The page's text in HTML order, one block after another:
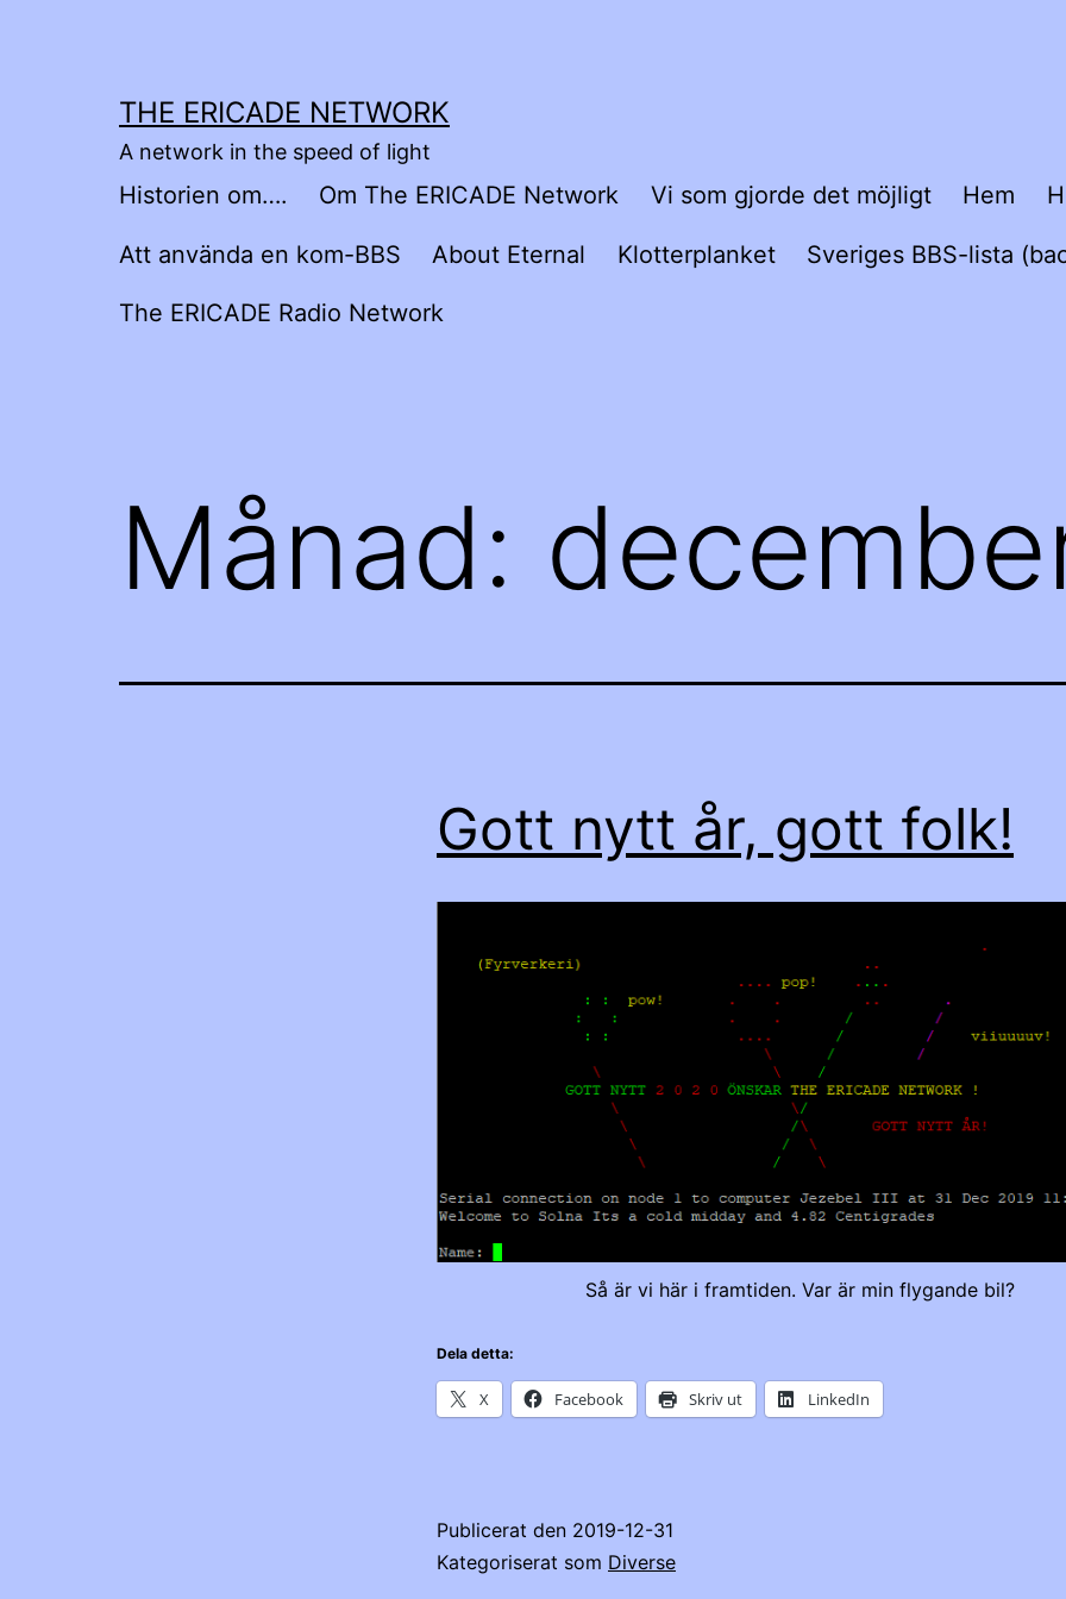
THE ERICADE NETWORK
A network in the speed of light
Historien om…. Om The ERICADE Network Vi som gjorde det möjligt Hem
Att använda en kom-BBS About Eternal Klotterplanket Sveriges BBS-lista
The ERICADE Radio Network
Månad:
Gott nytt år, gott folk!
Så är vi här i framtiden. Var är min flygande bil?
Dela detta:
X Facebook Skriv ut LinkedIn
Publicerat den 2019-12-31
Kategoriserat som Diverse